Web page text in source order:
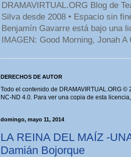
DRAMAVIRTUAL.ORG Blog de
Silva desde 2008 • Espacio sin
Benjamín Gavarre está bajo una
IMAGEN: Good Morning, Jonah
DERECHOS DE AUTOR
Todo el contenido de DRAMAVIRTUAL.ORG
NC-ND 4.0. Para ver una copia de esta
domingo, mayo 11, 2014
LA REINA DEL MAÍZ -
Damián Bojorque